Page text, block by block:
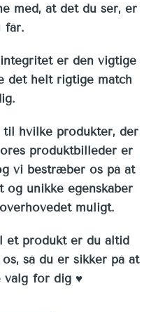
med, at det du ser, er
får.
er den vigtige
det helt rigtige match
hvilke produkter, der
produktbilleder er
vi bestræber os på at
og unikke egenskaber
muligt.
et produkt er du altid
så du er sikker på at
for dig ♥︎